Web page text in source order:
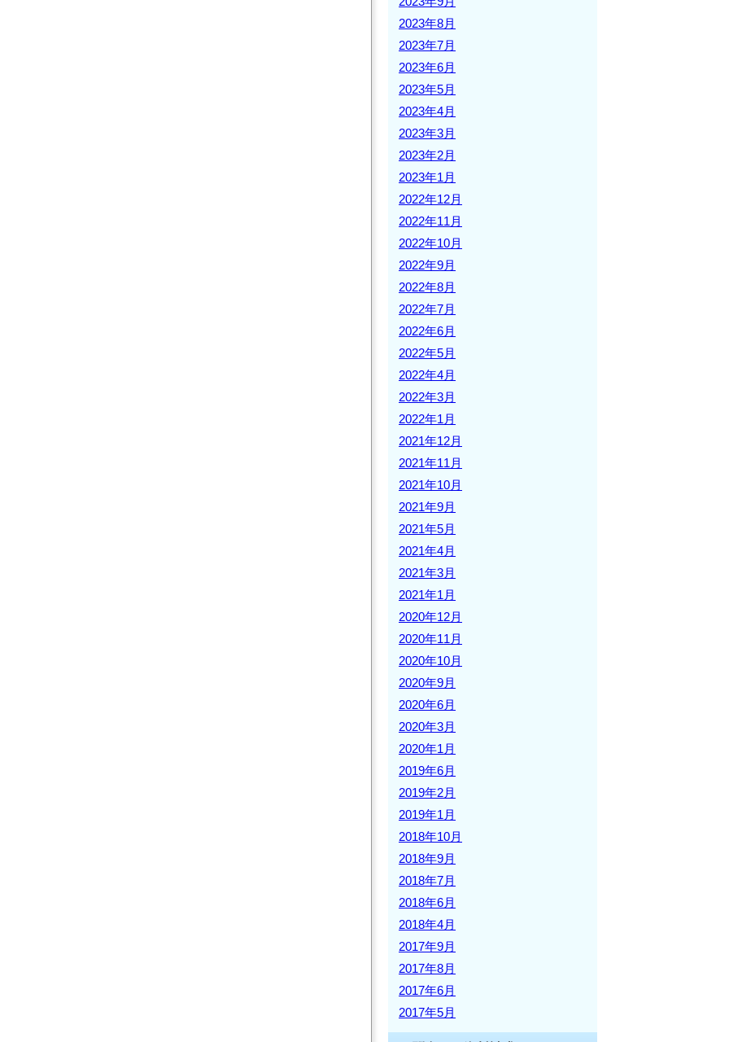
2023年8月
2023年7月
2023年6月
2023年5月
2023年4月
2023年3月
2023年2月
2023年1月
2022年12月
2022年11月
2022年10月
2022年9月
2022年8月
2022年7月
2022年6月
2022年5月
2022年4月
2022年3月
2022年1月
2021年12月
2021年11月
2021年10月
2021年9月
2021年5月
2021年4月
2021年3月
2021年1月
2020年12月
2020年11月
2020年10月
2020年9月
2020年6月
2020年3月
2020年1月
2019年6月
2019年2月
2019年1月
2018年10月
2018年9月
2018年7月
2018年6月
2018年4月
2017年9月
2017年8月
2017年6月
2017年5月